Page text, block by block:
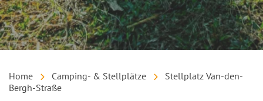
Home Camping- & Stellplätze
Stellplatz Van-den-
Bergh-Straße